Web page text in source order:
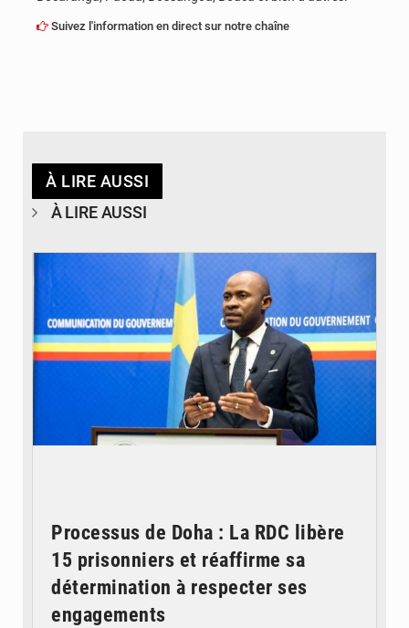
Suivez l'information en direct sur notre chaîne
À LIRE AUSSI
À LIRE AUSSI
Processus de Doha : La RDC libère
15 prisonniers et réaffirme sa
détermination à respecter ses
engagements